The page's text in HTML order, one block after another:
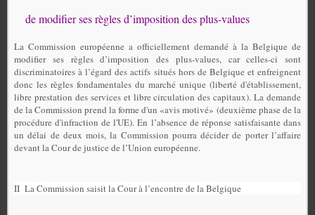
de modifier ses règles d’imposition des plus-values
La Commission européenne a officiellement demandé à la Belgique de
modifier ses règles d’imposition des plus-values, car celles-ci sont
discriminatoires à l’égard des actifs situés hors de Belgique et enfreignent
donc les règles fondamentales du marché unique (liberté d'établissement,
libre prestation des services et libre circulation des capitaux). La demande
de la Commission prend la forme d'un «avis motivé» (deuxième phase de la
procédure d'infraction de l'UE). En l’absence de réponse satisfaisante dans
un délai de deux mois, la Commission pourra décider de porter l’affaire
devant la Cour de justice de l’Union européenne.
II La Commission saisit la Cour à l’encontre de la Belgique